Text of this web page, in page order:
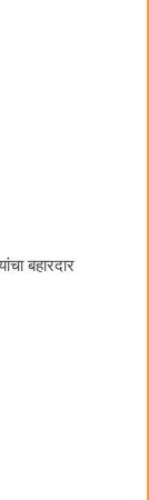
बहारदार